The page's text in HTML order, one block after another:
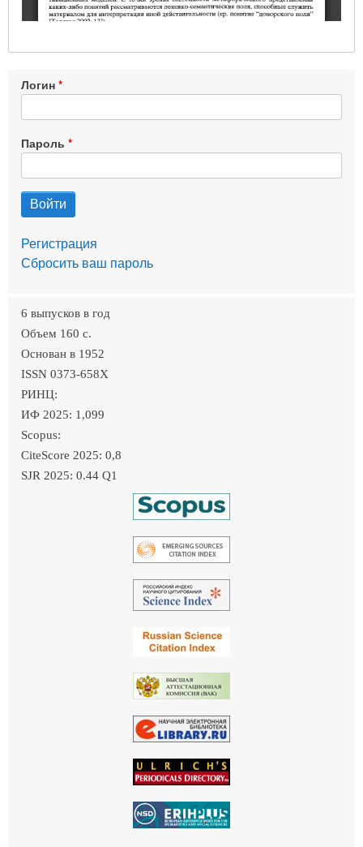
Логин
Пароль
Регистрация
Сбросить ваш пароль
6 выпусков в год
Объем 160 c.
Основан в 1952
ISSN 0373-658X
РИНЦ:
ИФ 2025: 1,099
Scopus:
CiteScore 2025: 0,8
SJR 2025: 0.44 Q1